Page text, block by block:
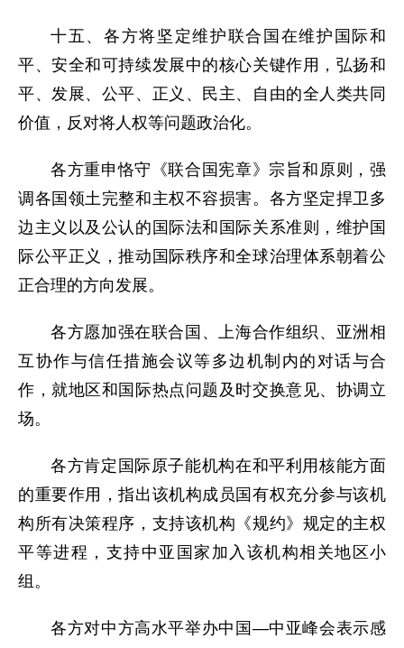
十五、各方将坚定维护联合国在维护国际和
平、安全和可持续发展中的核心关键作用，弘扬和
平、发展、公平、正义、民主、自由的全人类共同
价值，反对将人权等问题政治化。
各方重申恪守《联合国宪章》宗旨和原则，强
调各国领土完整和主权不容损害。各方坚定捍卫多
边主义以及公认的国际法和国际关系准则，维护国
际公平正义，推动国际秩序和全球治理体系朝着公
正合理的方向发展。
各方愿加强在联合国、上海合作组织、亚洲相
互协作与信任措施会议等多边机制内的对话与合
作，就地区和国际热点问题及时交换意见、协调立
场。
各方肯定国际原子能机构在和平利用核能方面
的重要作用，指出该机构成员国有权充分参与该机
构所有决策程序，支持该机构《规约》规定的主权
平等进程，支持中亚国家加入该机构相关地区小
组。
各方对中方高水平举办中国—中亚峰会表示感